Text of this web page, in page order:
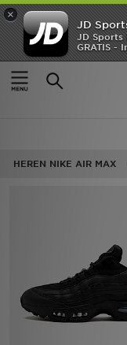
×
JD
JD Sports
GRATIS -
Thuis
Nike Air Max
Producten 137
HEREN NIKE AIR MAX
Home
Offers
Dames
Sports